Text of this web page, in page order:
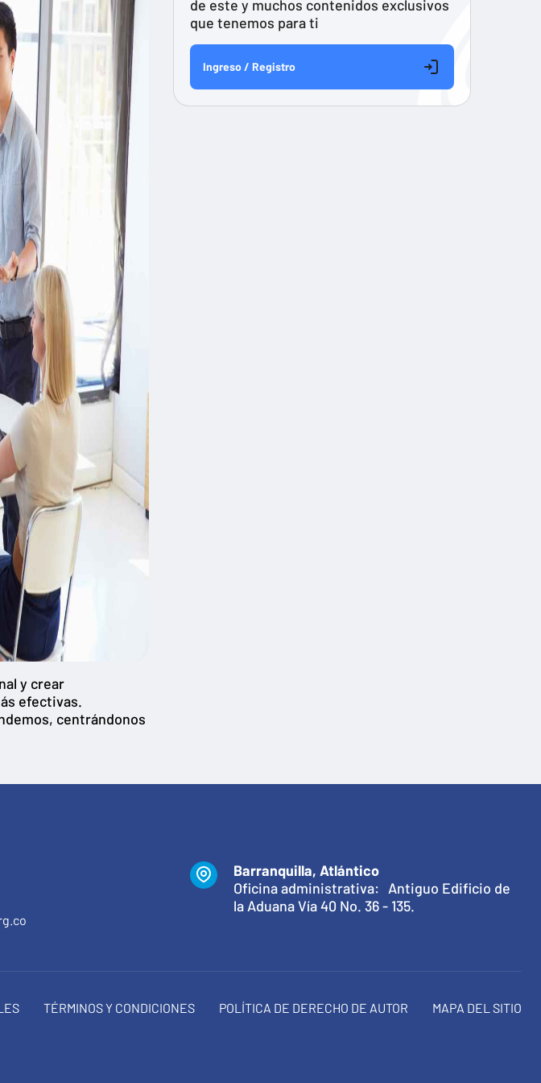
y crear
efectivas.
centrándonos
de este y muchos contenidos exclusivos
que tenemos para ti
Ingreso / Registro
Barranquilla, Atlántico
Oficina administrativa: Antiguo Edificio de
la Aduana Vía 40 No. 36 - 135.
TÉRMINOS Y CONDICIONES POLÍTICA DE DERECHO DE AUTOR
MAPA DEL SITIO